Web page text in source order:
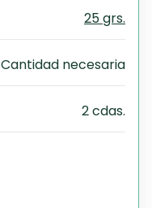
25 grs.
Cantidad necesaria
2 cdas.